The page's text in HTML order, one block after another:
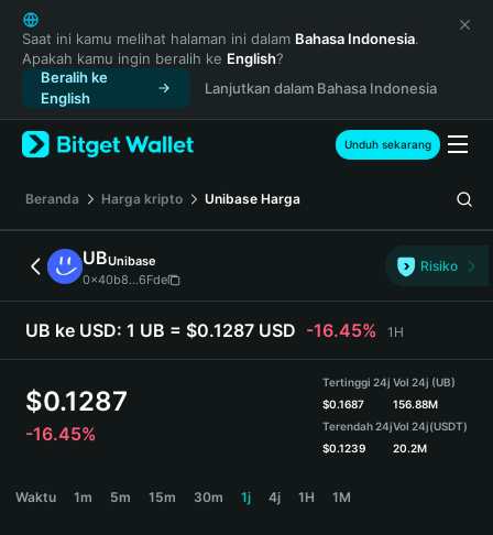
English
日本語
Tiếng Việt
Русский
Español (Latinoamérica)
Türkçe
Français
Deutsch
简体中文
繁體中文
Português (Portugal)
Bahasa Indonesia
ภาษาไทย
Español
Español (Argentina)
Saat ini kamu melihat halaman ini dalam Bahasa Indonesia.
Apakah kamu ingin beralih ke English?
Beralih ke
English
Lanjutkan dalam Bahasa Indonesia
Unduh sekarang
Beranda Harga kripto Unibase Harga
UBUnibase
0x40b8...6Fde
Risiko
UB ke USD: 1 UB = $0.1287 USD -16.45% 1H
$0.1287
-16.45%
Tertinggi 24j
$0.1687
Terendah 24j
$0.1239
Vol 24j (UB)
156.88M
Vol 24j(USDT)
20.2M
Waktu 1m 5m 15m 30m 1j 4j 1H 1M